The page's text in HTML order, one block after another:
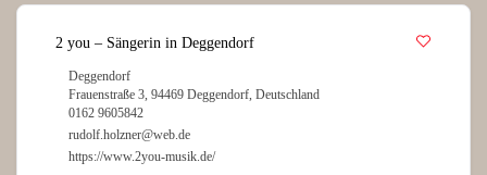
2 you – Sängerin in Deggendorf
Deggendorf
Frauenstraße 3, 94469 Deggendorf, Deutschland
0162 9605842
rudolf.holzner@web.de
https://www.2you-musik.de/